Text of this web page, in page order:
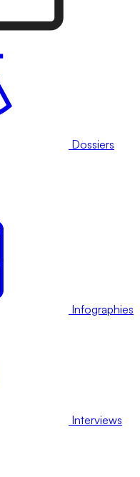
Dossiers
Infographies
Interviews